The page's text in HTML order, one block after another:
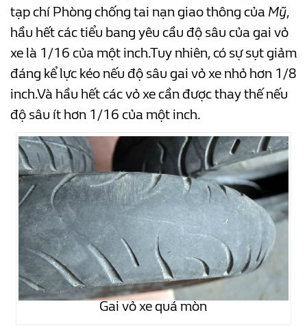
tạp chí Phòng chống tai nạn giao thông của Mỹ,
hầu hết các tiểu bang yêu cầu độ sâu của gai vỏ
xe là 1/16 của một inch.Tuy nhiên, có sự sụt giảm
đáng kể lực kéo nếu độ sâu gai vỏ xe nhỏ hơn 1/8
inch.Và hầu hết các vỏ xe cần được thay thế nếu
độ sâu ít hơn 1/16 của một inch.
Gai vỏ xe quá mòn